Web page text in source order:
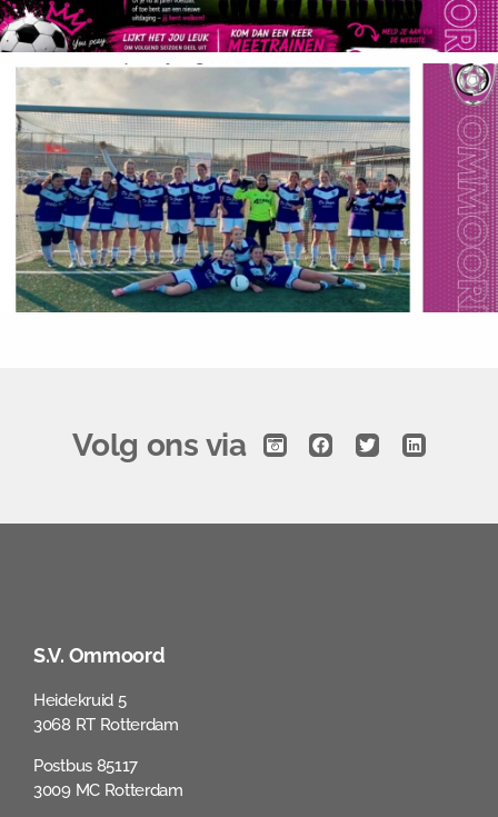
Volg ons via
S.V. Ommoord
Heidekruid 5
3068 RT Rotterdam
Postbus 85117
3009 MC Rotterdam